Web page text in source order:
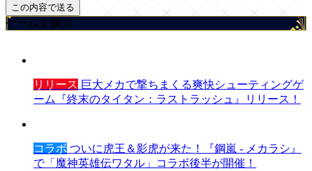
ゲームを探す
リリース 巨大メカで撃ちまくる爽快シューティングゲ
ーム『終末のタイタン：ラストラッシュ』リリース！
コラボ ついに虎王＆影虎が来た！『鋼嵐 - メカラシ』
で「魔神英雄伝ワタル」コラボ後半が開催！